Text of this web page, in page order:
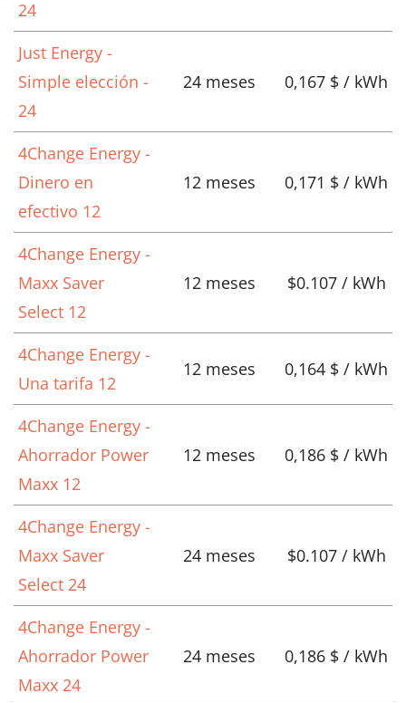
24
Just Energy -
Simple elección -
24
24 meses 0,167 $ / kWh
4Change Energy -
Dinero en
efectivo 12
12 meses 0,171 $ / kWh
4Change Energy -
Maxx Saver
Select 12
12 meses $0.107 / kWh
4Change Energy -
Una tarifa 12
12 meses 0,164 $ / kWh
4Change Energy -
Ahorrador Power
Maxx 12
12 meses 0,186 $ / kWh
4Change Energy -
Maxx Saver
Select 24
24 meses $0.107 / kWh
4Change Energy -
Ahorrador Power
Maxx 24
24 meses 0,186 $ / kWh